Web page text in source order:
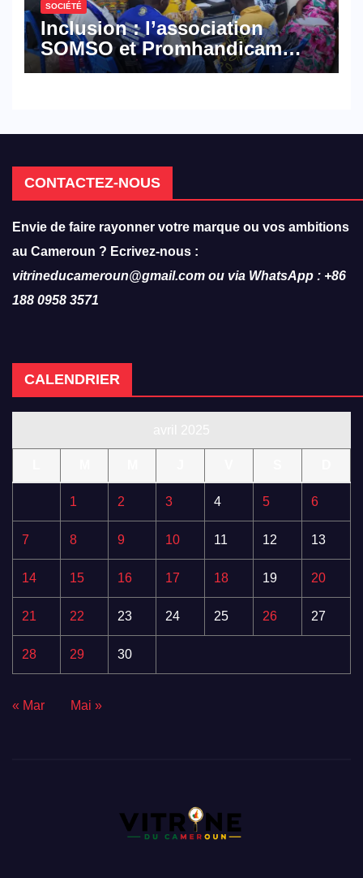
SOCIÉTÉ
Inclusion : l’association
SOMSO et Promhandicam
militent en faveur d’une
CONTACTEZ-NOUS
Envie de faire rayonner votre marque ou vos ambitions
au Cameroun ? Ecrivez-nous :
vitrineducameroun@gmail.com ou via WhatsApp : +86
188 0958 3571
CALENDRIER
1 2 3 4 5 6
7 8 9 10 11 12 13
14 15 16 17 18 19 20
21 22 23 24 25 26 27
28 29 30
« Mar Mai »